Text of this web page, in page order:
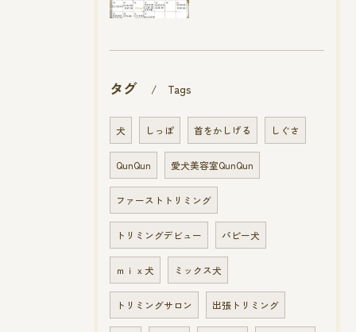
タグ Tags
犬 しっぽ 首をかしげる しぐさ
QunQun 愛犬美容室QunQun
ファーストトリミング
トリミングデビュー パピー犬
ｍｉｘ犬 ミックス犬
トリミングサロン 出張トリミング